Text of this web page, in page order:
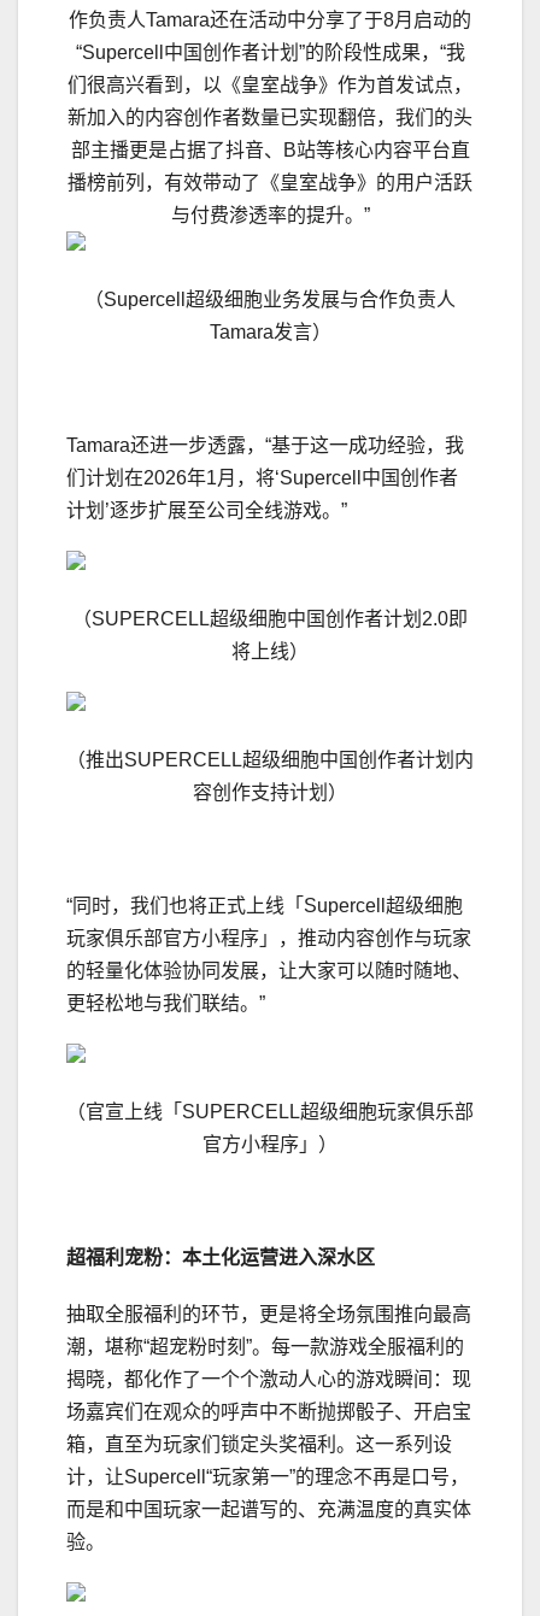
作负责人Tamara还在活动中分享了于8月启动的
“Supercell中国创作者计划”的阶段性成果，“我
们很高兴看到，以《皇室战争》作为首发试点，
新加入的内容创作者数量已实现翻倍，我们的头
部主播更是占据了抖音、B站等核心内容平台直
播榜前列，有效带动了《皇室战争》的用户活跃
与付费渗透率的提升。”
（Supercell超级细胞业务发展与合作负责人
Tamara发言）
Tamara还进一步透露，“基于这一成功经验，我
们计划在2026年1月，将‘Supercell中国创作者
计划’逐步扩展至公司全线游戏。”
（SUPERCELL超级细胞中国创作者计划2.0即
将上线）
（推出SUPERCELL超级细胞中国创作者计划内
容创作支持计划）
“同时，我们也将正式上线「Supercell超级细胞
玩家俱乐部官方小程序」，推动内容创作与玩家
的轻量化体验协同发展，让大家可以随时随地、
更轻松地与我们联结。”
（官宣上线「SUPERCELL超级细胞玩家俱乐部
官方小程序」）
超福利宠粉：本土化运营进入深水区
抽取全服福利的环节，更是将全场氛围推向最高
潮，堪称“超宠粉时刻”。每一款游戏全服福利的
揭晓，都化作了一个个激动人心的游戏瞬间：现
场嘉宾们在观众的呼声中不断抛掷骰子、开启宝
箱，直至为玩家们锁定头奖福利。这一系列设
计，让Supercell“玩家第一”的理念不再是口号，
而是和中国玩家一起谱写的、充满温度的真实体
验。